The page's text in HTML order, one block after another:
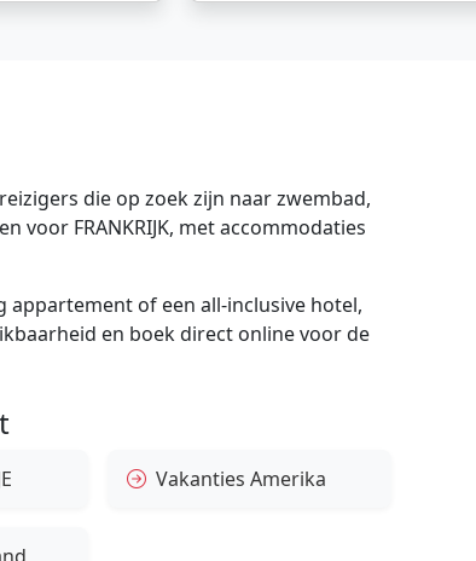
die op zoek zijn naar zwembad,
voor FRANKRIJK, met accommodaties
appartement of een all-inclusive hotel,
en boek direct online voor de
Vakanties Amerika